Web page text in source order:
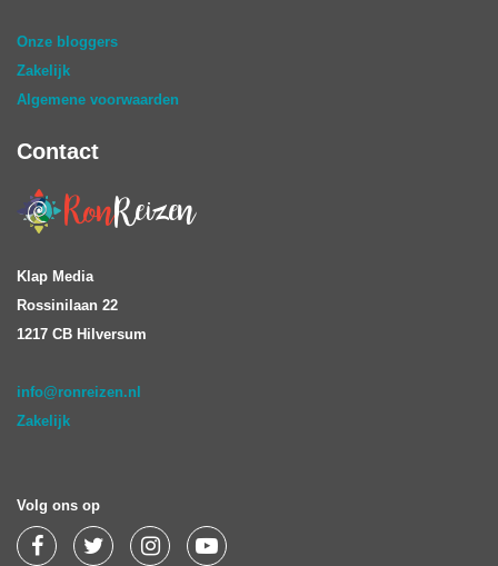
Onze bloggers
Zakelijk
Algemene voorwaarden
Contact
Klap Media
Rossinilaan 22
1217 CB Hilversum
info@ronreizen.nl
Zakelijk
Volg ons op